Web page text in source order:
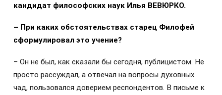
кандидат философских наук Илья ВЕВЮРКО.
– При каких обстоятельствах старец Филофей
сформулировал это учение?
– Он не был, как сказали бы сегодня, публицистом. Не
просто рассуждал, а отвечал на вопросы духовных
чад, пользовался доверием респондентов. В письме к